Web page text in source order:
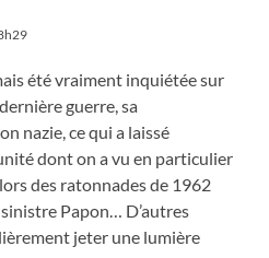
été vraiment inquiétée sur
guerre, sa
nazie, ce qui a laissé
dont on a vu en particulier
des ratonnades de 1962
Papon… D’autres
jeter une lumière